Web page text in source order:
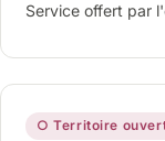
Service offert par
○ Territoire